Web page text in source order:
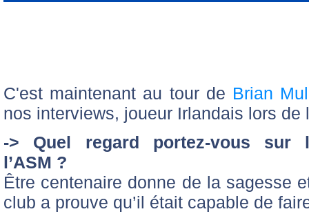
C'est maintenant au tour de Brian
nos interviews, joueur Irlandais lors de
-> Quel regard portez-vous sur
l’ASM ?
Être centenaire donne de la sagesse
club a prouve qu’il était capable de